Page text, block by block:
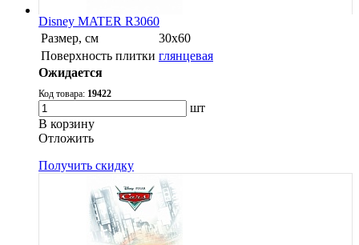
Disney MATER R3060
Размер, см
30х60
Поверхность плитки глянцевая
Ожидается
Код товара: 19422
шт
В корзину
Oтложить
Получить скидку